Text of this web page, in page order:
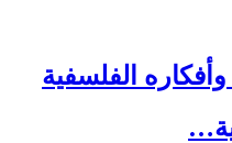
الفلسفية